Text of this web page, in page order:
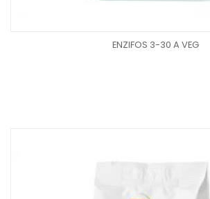
ENZIFOS 3-30 A VEG